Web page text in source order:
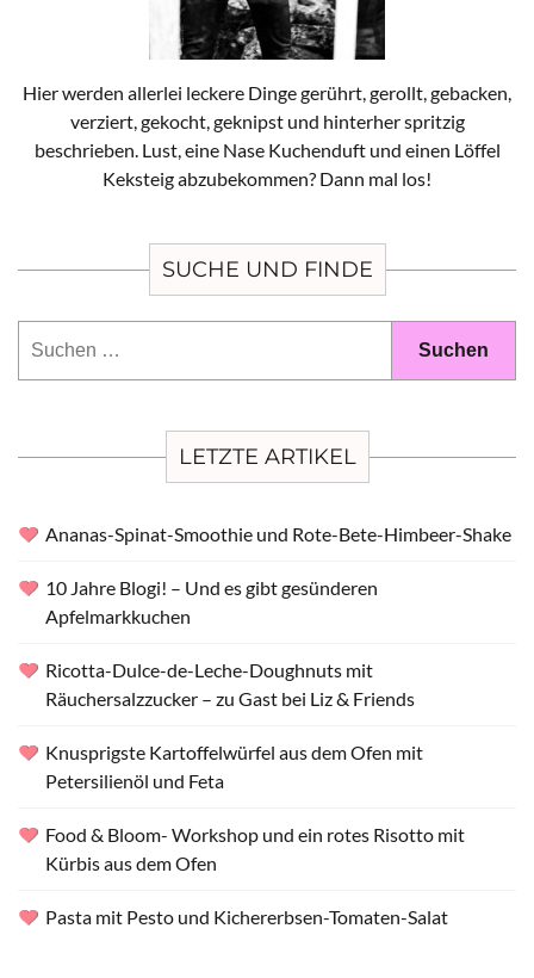
Hier werden allerlei leckere Dinge gerührt, gerollt, gebacken,
verziert, gekocht, geknipst und hinterher spritzig
beschrieben. Lust, eine Nase Kuchenduft und einen Löffel
Keksteig abzubekommen? Dann mal los!
SUCHE UND FINDE
LETZTE ARTIKEL
Ananas-Spinat-Smoothie und Rote-Bete-Himbeer-Shake
10 Jahre Blogi! – Und es gibt gesünderen
Apfelmarkkuchen
Ricotta-Dulce-de-Leche-Doughnuts mit
Räuchersalzzucker – zu Gast bei Liz & Friends
Knusprigste Kartoffelwürfel aus dem Ofen mit
Petersilienöl und Feta
Food & Bloom- Workshop und ein rotes Risotto mit
Kürbis aus dem Ofen
Pasta mit Pesto und Kichererbsen-Tomaten-Salat